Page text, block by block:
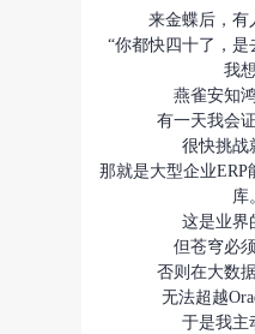
来金蝶后，有
“你都快四十了，
我
燕雀安知
有一天我会
很快挑战
那就是大型企业
库
这是业界
但苍穹必
否则在大数
无法超越
于是我主